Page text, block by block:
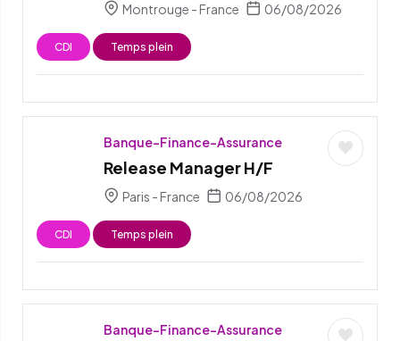
Montrouge - France 06/08/2026
CDI Temps plein
Banque-Finance-Assurance
Release Manager H/F
Paris - France 06/08/2026
CDI Temps plein
Banque-Finance-Assurance